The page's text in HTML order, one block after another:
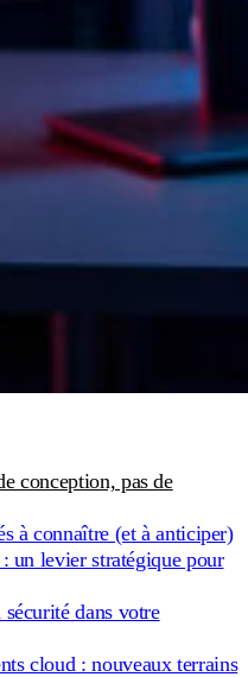
conception, pas de
à connaître (et à anticiper)
un levier stratégique pour
dans votre
cloud : nouveaux terrains